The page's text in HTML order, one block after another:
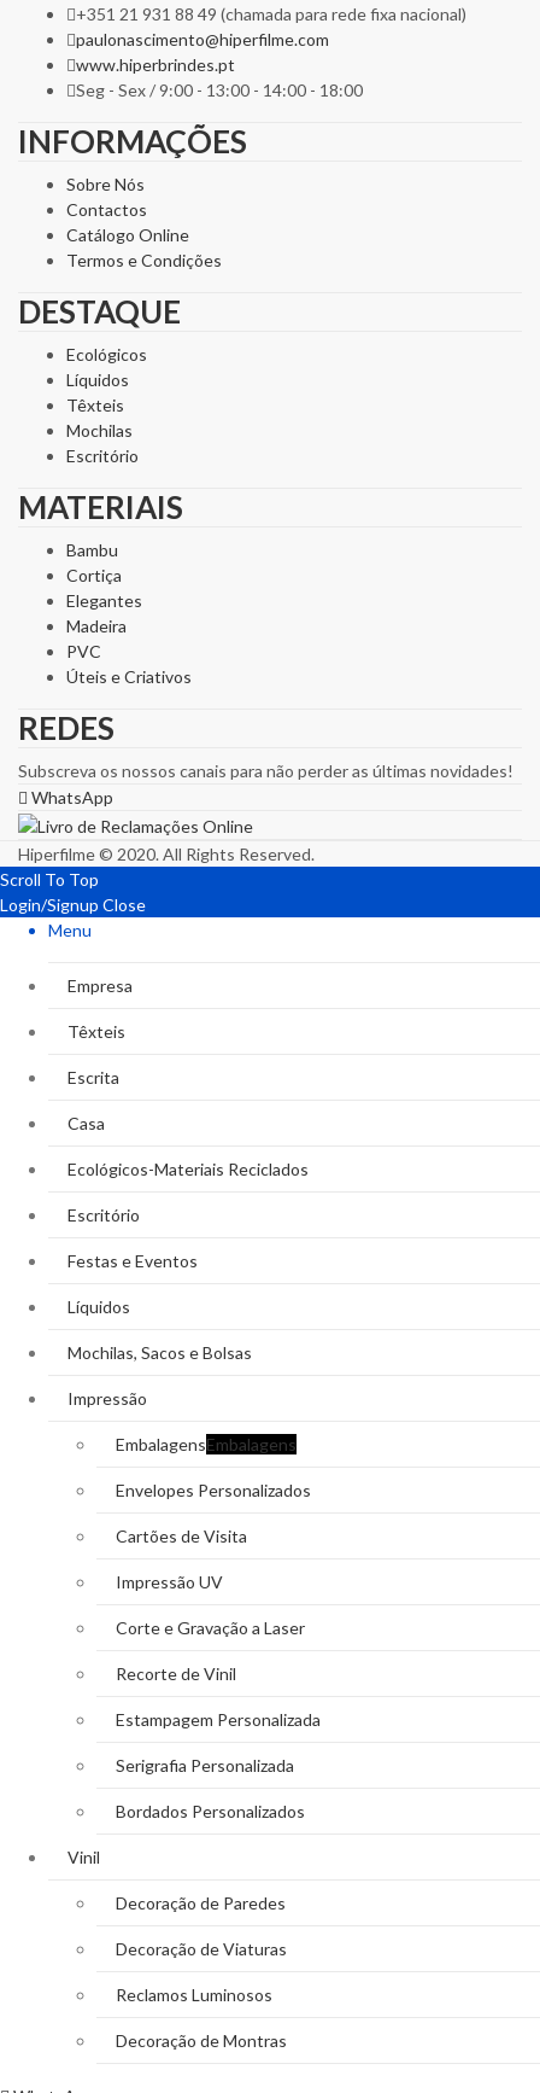
+351 21 931 88 49 (chamada para rede fixa nacional)
paulonascimento@hiperfilme.com
www.hiperbrindes.pt
Seg - Sex / 9:00 - 13:00 - 14:00 - 18:00
INFORMAÇÕES
Sobre Nós
Contactos
Catálogo Online
Termos e Condições
DESTAQUE
Ecológicos
Líquidos
Têxteis
Mochilas
Escritório
MATERIAIS
Bambu
Cortiça
Elegantes
Madeira
PVC
Úteis e Criativos
REDES
Subscreva os nossos canais para não perder as últimas novidades!
WhatsApp
Hiperfilme © 2020. All Rights Reserved.
Scroll To Top
Login/Signup Close
Menu
Empresa
Têxteis
Escrita
Casa
Ecológicos-Materiais Reciclados
Escritório
Festas e Eventos
Líquidos
Mochilas, Sacos e Bolsas
Impressão
EmbalagensEmbalagens
Envelopes Personalizados
Cartões de Visita
Impressão UV
Corte e Gravação a Laser
Recorte de Vinil
Estampagem Personalizada
Serigrafia Personalizada
Bordados Personalizados
Vinil
Decoração de Paredes
Decoração de Viaturas
Reclamos Luminosos
Decoração de Montras